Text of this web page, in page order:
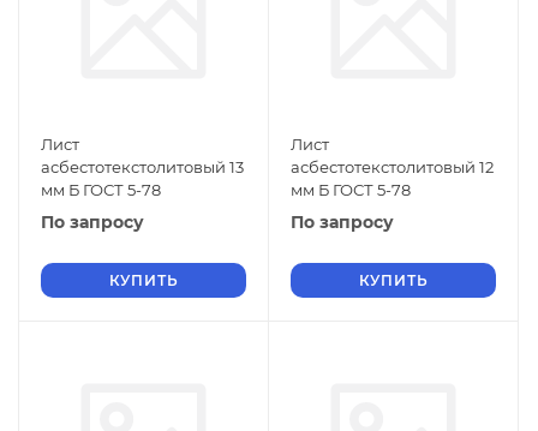
Лист
асбестотекстолитовый 13
мм Б ГОСТ 5-78
По запросу
КУПИТЬ
Лист
асбестотекстолитовый 12
мм Б ГОСТ 5-78
По запросу
КУПИТЬ